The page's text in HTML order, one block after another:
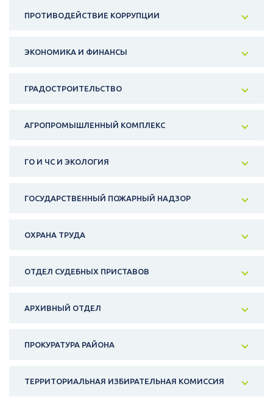
ПРОТИВОДЕЙСТВИЕ КОРРУПЦИИ
ЭКОНОМИКА И ФИНАНСЫ
ГРАДОСТРОИТЕЛЬСТВО
АГРОПРОМЫШЛЕННЫЙ КОМПЛЕКС
ГО И ЧС И ЭКОЛОГИЯ
ГОСУДАРСТВЕННЫЙ ПОЖАРНЫЙ НАДЗОР
ОХРАНА ТРУДА
ОТДЕЛ СУДЕБНЫХ ПРИСТАВОВ
АРХИВНЫЙ ОТДЕЛ
ПРОКУРАТУРА РАЙОНА
ТЕРРИТОРИАЛЬНАЯ ИЗБИРАТЕЛЬНАЯ КОМИССИЯ